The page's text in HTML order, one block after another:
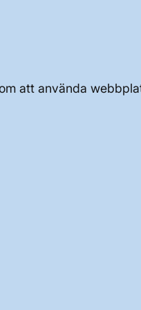
att använda